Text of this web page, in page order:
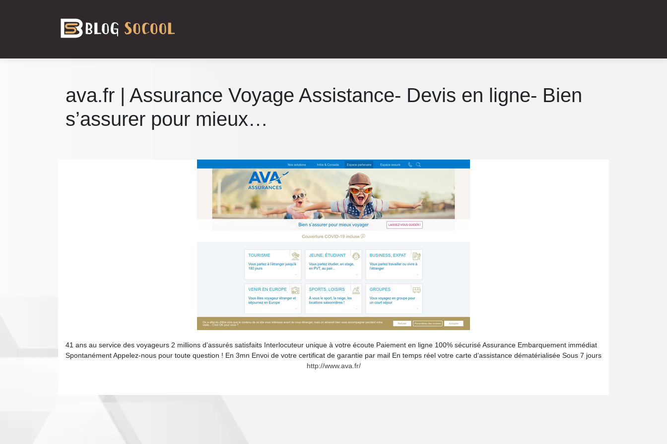
ava.fr | Assurance Voyage Assistance- Devis en ligne- Bien
s’assurer pour mieux…
41 ans au service des voyageurs 2 millions d’assurés satisfaits Interlocuteur unique à votre écoute Paiement en ligne 100% sécurisé Assurance Embarquement immédiat
Spontanément Appelez-nous pour toute question ! En 3mn Envoi de votre certificat de garantie par mail En temps réel votre carte d’assistance dématérialisée Sous 7 jours
http://www.ava.fr/